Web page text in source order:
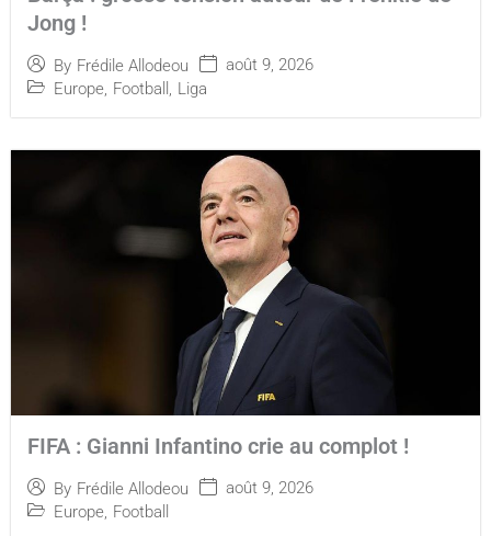
Jong !
By Frédile Allodeou
août 9, 2026
Europe, Football , Liga
FIFA : Gianni Infantino crie au complot !
By Frédile Allodeou
août 9, 2026
Europe, Football